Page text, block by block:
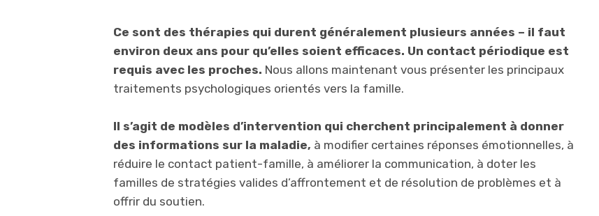
Ce sont des thérapies qui durent généralement plusieurs années – il faut
environ deux ans pour qu’elles soient efficaces. Un contact périodique est
requis avec les proches. Nous allons maintenant vous présenter les principaux
traitements psychologiques orientés vers la famille.
Il s’agit de modèles d’intervention qui cherchent principalement à donner
des informations sur la maladie, à modifier certaines réponses émotionnelles, à
réduire le contact patient-famille, à améliorer la communication, à doter les
familles de stratégies valides d’affrontement et de résolution de problèmes et à
offrir du soutien.